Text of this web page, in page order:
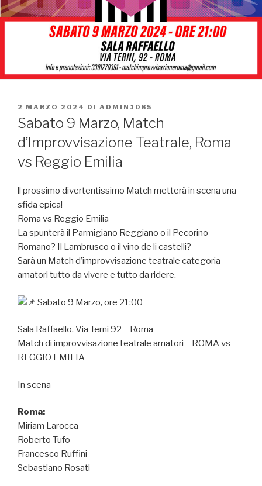
PUBBLICATO
IL
2 MARZO 2024 DI ADMIN1085
Sabato 9 Marzo, Match
d’Improvvisazione Teatrale, Roma
vs Reggio Emilia
ll prossimo divertentissimo Match metterà in scena una
sfida epica!
Roma vs Reggio Emilia
La spunterà il Parmigiano Reggiano o il Pecorino
Romano? Il Lambrusco o il vino de li castelli?
Sarà un Match d’improvvisazione teatrale categoria
amatori tutto da vivere e tutto da ridere.
Sabato 9 Marzo, ore 21:00
Sala Raffaello, Via Terni 92 – Roma
Match di improvvisazione teatrale amatori – ROMA vs
REGGIO EMILIA
In scena
Roma:
Miriam Larocca
Roberto Tufo
Francesco Ruffini
Sebastiano Rosati